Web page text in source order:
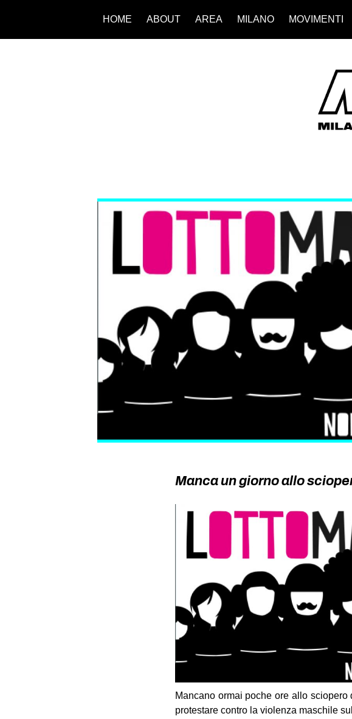
HOME ABOUT AREA MILANO MOVIMENTI
Manca un giorno allo
Mancano ormai poche ore allo
protestare contro la violenza maschile